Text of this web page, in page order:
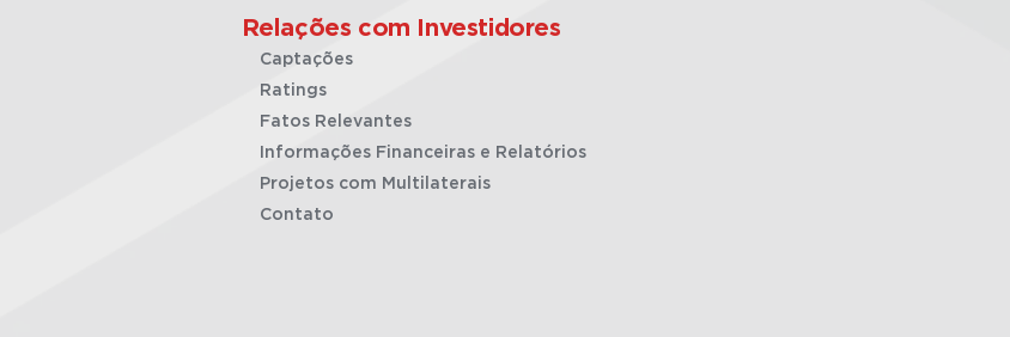
Relações com Investidores
Captações
Ratings
Fatos Relevantes
Informações Financeiras e Relatórios
Projetos com Multilaterais
Contato